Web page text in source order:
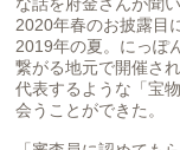
2020年春のお披露目
2019年の夏。にっぽ
繋がる地元で開催さ
代表するような「宝
会うことができた。